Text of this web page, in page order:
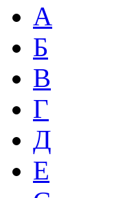
А
Б
В
Г
Д
Е